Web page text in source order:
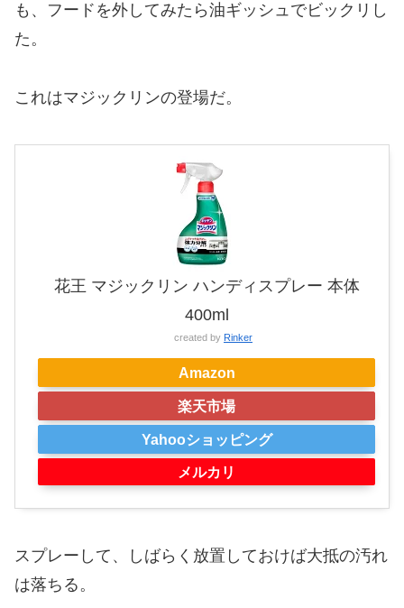
も、フードを外してみたら油ギッシュでビックリし
た。
これはマジックリンの登場だ。
花王 マジックリン ハンディスプレー 本体
400ml
created by Rinker
Amazon
楽天市場
Yahooショッピング
メルカリ
スプレーして、しばらく放置しておけば大抵の汚れ
は落ちる。